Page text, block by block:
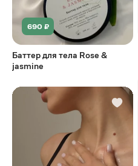
690 ₽
Баттер для тела Rose &
jasmine